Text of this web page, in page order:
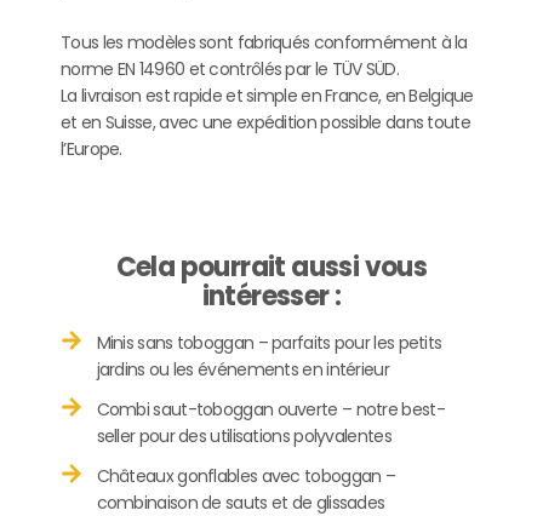
Tous les modèles sont fabriqués conformément à la
norme EN 14960 et contrôlés par le TÜV SÜD.
La livraison est rapide et simple en France, en Belgique
et en Suisse, avec une expédition possible dans toute
l’Europe.
Cela pourrait aussi vous
intéresser :
Minis sans toboggan – parfaits pour les petits
jardins ou les événements en intérieur
Combi saut-toboggan ouverte – notre best-
seller pour des utilisations polyvalentes
Châteaux gonflables avec toboggan –
combinaison de sauts et de glissades